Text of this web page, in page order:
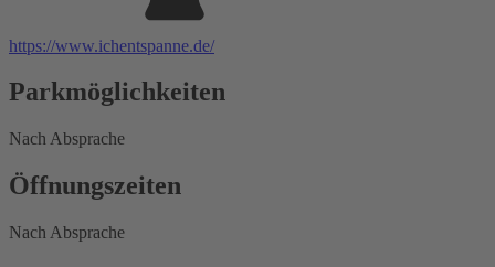
https://www.ichentspanne.de/
Parkmöglichkeiten
Nach Absprache
Öffnungszeiten
Nach Absprache